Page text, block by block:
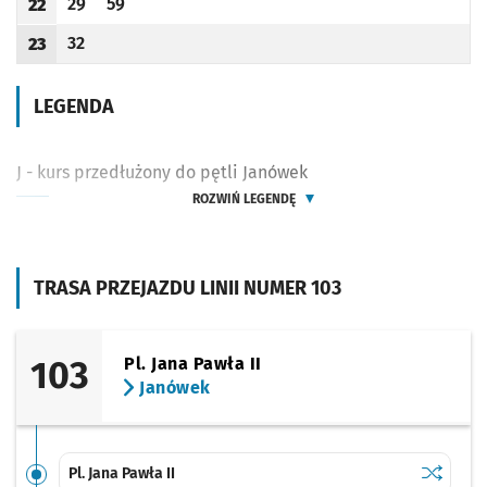
TRASA PRZEJAZDU LINII NUMER 103
103
Pl. Jana Pawła II
Janówek
Pl. Jana Pawła II Sprawdź
Pl. Jana
Godzina odjazdu
22
Odjazd
minut po godzinie 22
Odjazd
minut po godzinie 22
Godzina odjazdu
23
Odjazd
32
minut po godzinie 23
LEGENDA
J - kurs przedłużony do pętli Janówek
ROZWIŃ LEGENDĘ